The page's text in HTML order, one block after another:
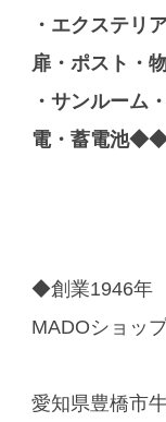
・エクステリ
扉・ポスト・
・サンルーム
電・蓄電池
◆創業1946年
MADOショッ
愛知県豊橋市